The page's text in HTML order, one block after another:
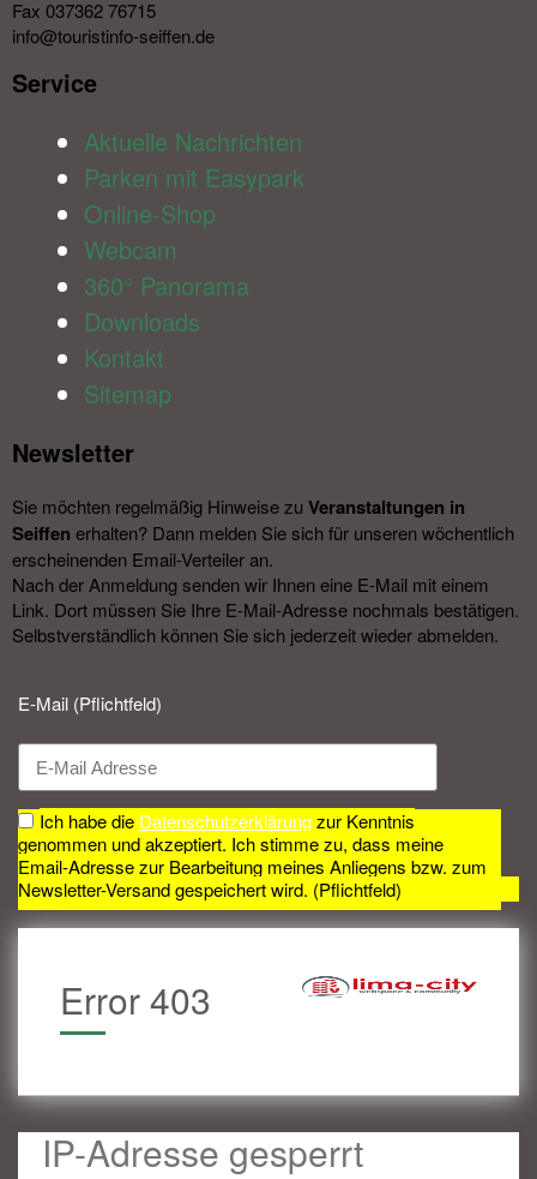
Fax 037362 76715
info@touristinfo-seiffen.de
Service​
Aktuelle Nachrichten
Parken mit Easypark
Online-Shop
Webcam
360° Panorama
Downloads
Kontakt
Sitemap
Newsletter​
Sie möchten regelmäßig Hinweise zu Veranstal­tungen in
Seiffen erhalten? Dann melden Sie sich für unseren wöchentlich
erscheinenden Email-Verteiler an.
Nach der Anmeldung senden wir Ihnen eine E-Mail mit einem
Link. Dort müssen Sie Ihre E-Mail-Adresse nochmals bestätigen.
Selbstverständlich können Sie sich jederzeit wieder abmelden.​
E-Mail (Pflichtfeld)
Ich habe die Datenschutzerklärungzur Kenntnis
genommen und akzeptiert. Ich stimme zu, dass meine
Email-Adresse zur Bearbeitung meines Anliegens bzw. zum
Newsletter-Versand gespeichert wird. (Pflichtfeld)
Error 403
IP-Adresse gesperrt